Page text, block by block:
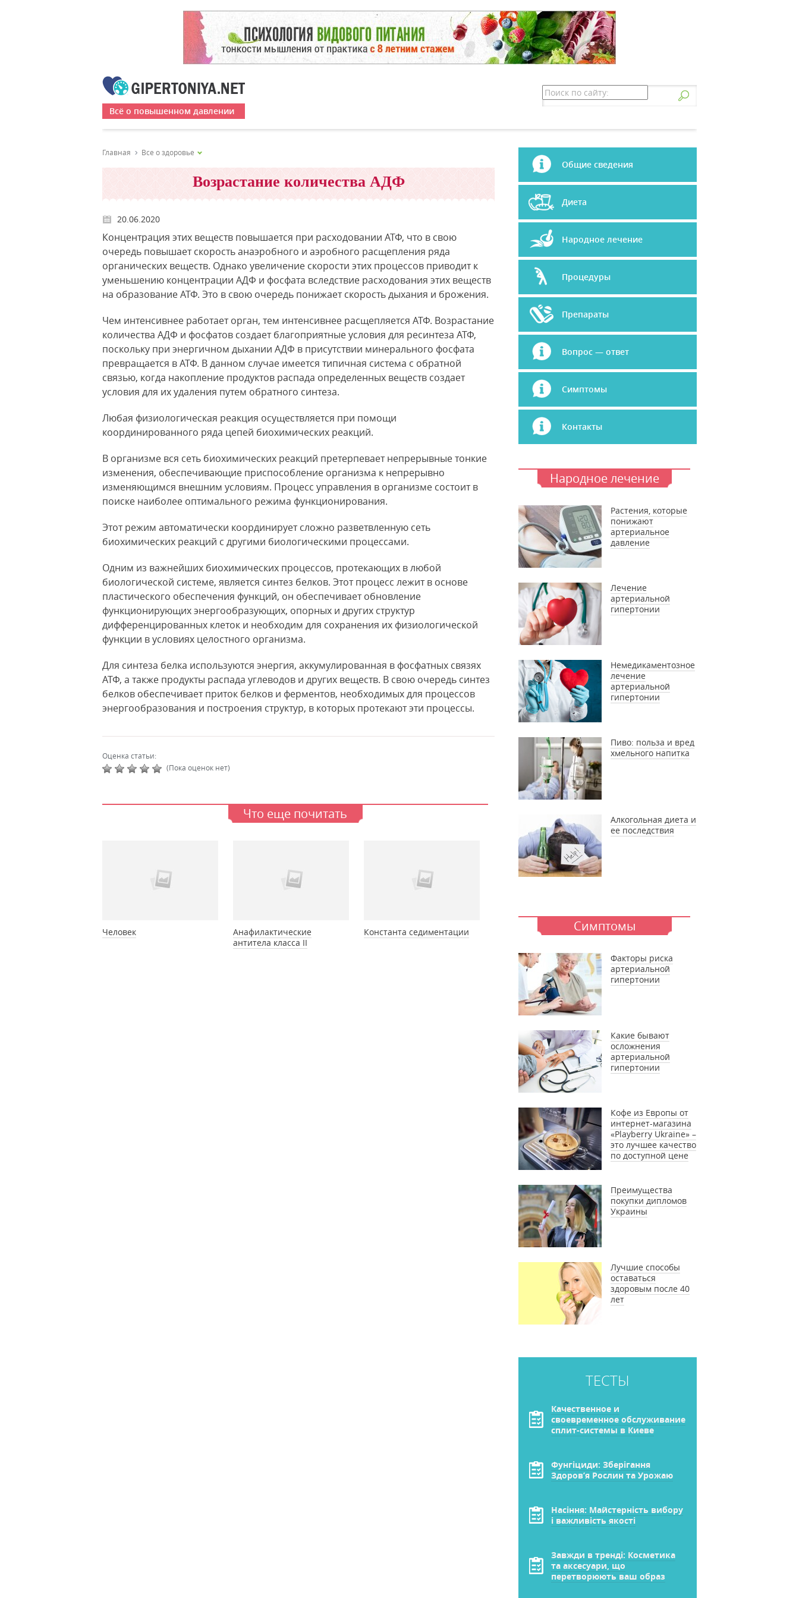
Всё о повышенном давлении
Главная Все о здоровье
Возрастание количества АДФ
20.06.2020
Концентрация этих веществ повышается при расходовании АТФ, что в свою
очередь повышает скорость анаэробного и аэробного расщепления ряда
органических веществ. Однако увеличение скорости этих процессов приводит к
уменьшению концентрации АДФ и фосфата вследствие расходования этих веществ
на образование АТФ. Это в свою очередь понижает скорость дыхания и брожения.
Чем интенсивнее работает орган, тем интенсивнее расщепляется АТФ. Возрастание
количества АДФ и фосфатов создает благоприятные условия для ресинтеза АТФ,
поскольку при энергичном дыхании АДФ в присутствии минерального фосфата
превращается в АТФ. В данном случае имеется типичная система с обратной
связью, когда накопление продуктов распада определенных веществ создает
условия для их удаления путем обратного синтеза.
Любая физиологическая реакция осуществляется при помощи
координированного ряда цепей биохимических реакций.
В организме вся сеть биохимических реакций претерпевает непрерывные тонкие
изменения, обеспечивающие приспособление организма к непрерывно
изменяющимся внешним условиям. Процесс управления в организме состоит в
поиске наиболее оптимального режима функционирования.
Этот режим автоматически координирует сложно разветвленную сеть
биохимических реакций с другими биологическими процессами.
Одним из важнейших биохимических процессов, протекающих в любой
биологической системе, является синтез белков. Этот процесс лежит в основе
пластического обеспечения функций, он обеспечивает обновление
функционирующих энергообразующих, опорных и других структур
дифференцированных клеток и необходим для сохранения их физиологической
функции в условиях целостного организма.
Для синтеза белка используются энергия, аккумулированная в фосфатных связях
АТФ, а также продукты распада углеводов и других веществ. В свою очередь синтез
белков обеспечивает приток белков и ферментов, необходимых для процессов
энергообразования и построения структур, в которых протекают эти процессы.
Оценка статьи:
(Пока оценок нет)
Что еще почитать
Человек
Анафилактические
антитела класса II
Константа седиментации
Общие сведения
Диета
Народное лечение
Процедуры
Препараты
Вопрос — ответ
Симптомы
Контакты
Народное лечение
Растения, которые
понижают
артериальное
давление
Лечение
артериальной
гипертонии
Немедикаментозное
лечение
артериальной
гипертонии
Пиво: польза и вред
хмельного напитка
Алкогольная диета и
ее последствия
Симптомы
Факторы риска
артериальной
гипертонии
Какие бывают
осложнения
артериальной
гипертонии
Кофе из Европы от
интернет-магазина
«Playberry Ukraine» –
это лучшее качество
по доступной цене
Преимущества
покупки дипломов
Украины
Лучшие способы
оставаться
здоровым после 40
лет
ТЕСТЫ
Качественное и
своевременное обслуживание
сплит-системы в Киеве
Фунгіциди: Зберігання
Здоров’я Рослин та Урожаю
Насіння: Майстерність вибору
і важливість якості
Завжди в тренді: Косметика
та аксесуари, що
перетворюють ваш образ